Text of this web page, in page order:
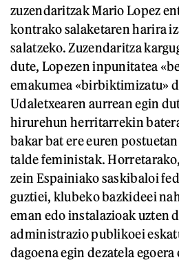
zuzendaritzak Mario Lopez
kontrako salaketaren harira
salatzeko. Zuzendaritza
dute, Lopezen inpunitatea
emakumea «birbiktimizatu»
Udaletxearen aurrean egin
hirurehun herritarrekin
bakar bat ere euren
talde feministak.
zein Espainiako saskibaloi
guztiei, klubeko bazkideei
eman edo instalazioak uzten
administrazio publikoei
dagoena egin dezatela egoera